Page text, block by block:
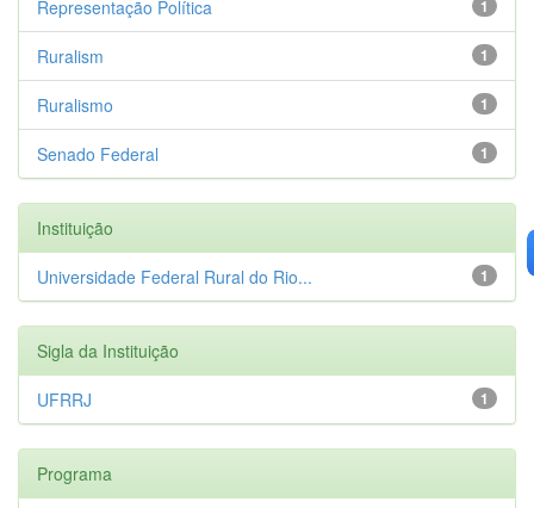
1
Representação Política
1
Ruralism
1
Ruralismo
1
Senado Federal
Instituição
1
Universidade Federal Rural do Rio...
Sigla da Instituição
1
UFRRJ
Programa